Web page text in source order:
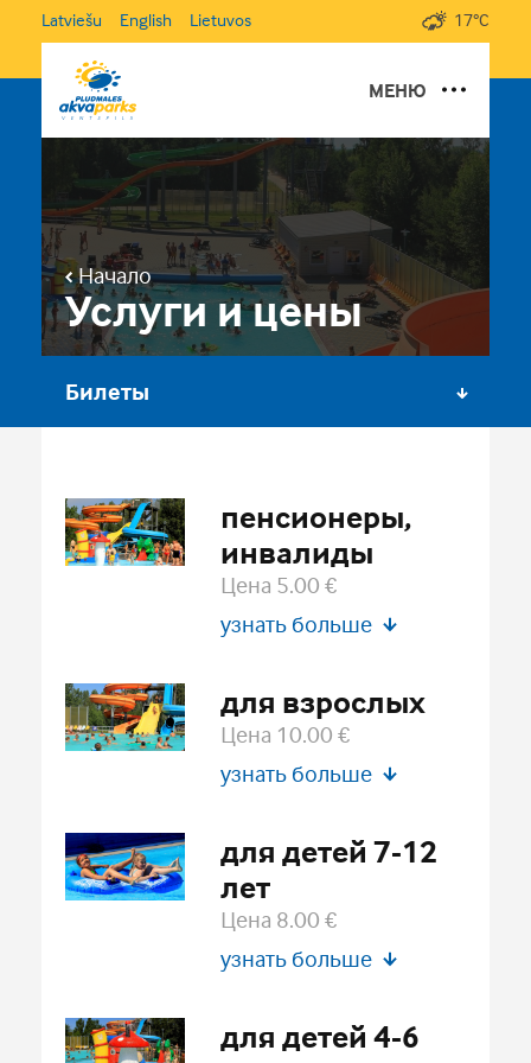
17°C
Latviešu English Lietuvos
МЕНЮ
O ПЛЯЖНОМ АКВАПАРКЕ
УСЛУГИ И ЦЕНЫ
ГАЛЕРЕЯ
ВРЕМЯ РАБОТЫ И КОНТАКТЫ
Начало
Услуги и цены
Билеты
пенсионеры,
инвалиды
Цена 5.00 €
узнать больше
Цена за каждые следующие полчаса -
€2.00
5.00 €
для взрослых
Цена 10.00 €
узнать больше
Возраст:от 13 лет
Цена за каждые следующие полчаса -
1,5 час
9.50 € + 50V
9.50 € + 50V
для детей 7-12
лет
Цена 8.00 €
узнать больше
Возраст:от 7 лет в 12 лет
для детей 4-6